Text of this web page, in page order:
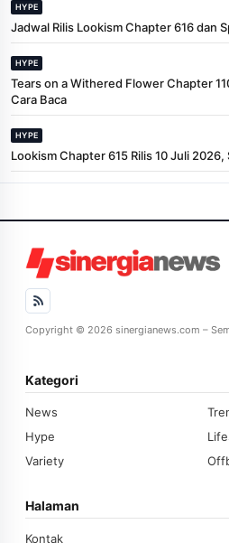
HYPE
Jadwal Rilis Lookism Chapter 616 dan
HYPE
Tears on a Withered Flower Chapter
Cara Baca
HYPE
Lookism Chapter 615 Rilis 10 Juli
Copyright © 2026 sinergianews.com –
Kategori
News
Hype
Variety
Halaman
Kontak